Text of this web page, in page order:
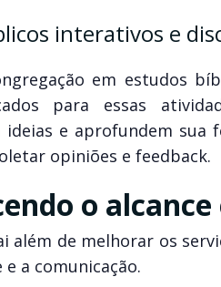
interativos e
em estudos
para essas
e aprofundem sua
opiniões e feedback.
o
além de melhorar os
e a comunicação.